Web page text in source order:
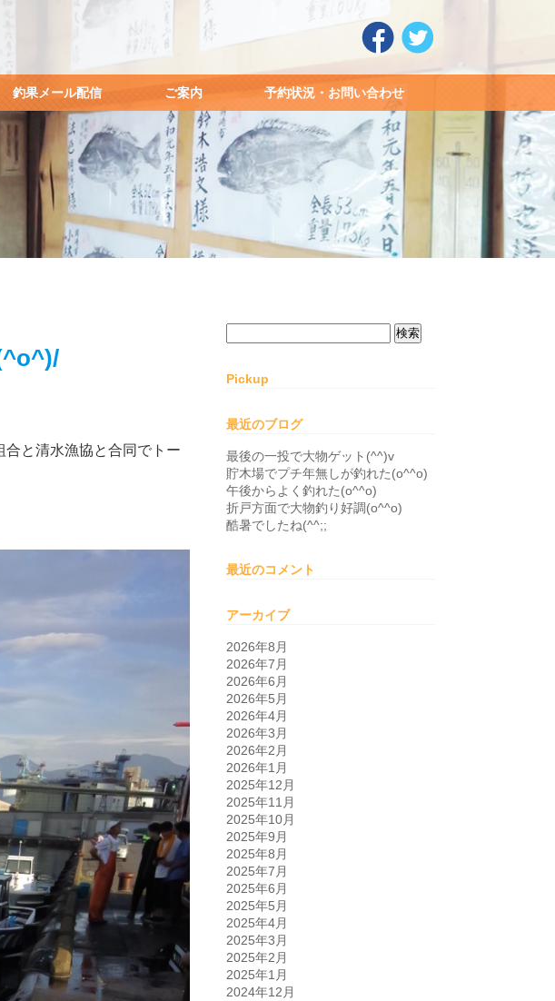
釣果メール配信 ご案内 予約状況・お問い合わせ
と清水漁協と合同でトー
索:
Pickup
最近のブログ
最後の一投で大物ゲット(^^)v
貯木場でプチ年無しが釣れた(o^^o)
午後からよく釣れた(o^^o)
折戸方面で大物釣り好調(o^^o)
酷暑でしたね(^^;;
最近のコメント
アーカイブ
2026年8月
2026年7月
2026年6月
2026年5月
2026年4月
2026年3月
2026年2月
2026年1月
2025年12月
2025年11月
2025年10月
2025年9月
2025年8月
2025年7月
2025年6月
2025年5月
2025年4月
2025年3月
2025年2月
2025年1月
2024年12月